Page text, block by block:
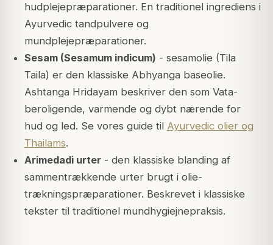
hudplejepræparationer. En traditionel ingrediens i
Ayurvedic tandpulvere og
mundplejepræparationer.
Sesam (Sesamum indicum) - sesamolie (Tila
Taila) er den klassiske Abhyanga baseolie.
Ashtanga Hridayam beskriver den som Vata-
beroligende, varmende og dybt nærende for
hud og led. Se vores guide til Ayurvedic olier og
Thailams.
Arimedadi urter- den klassiske blanding af
sammentrækkende urter brugt i olie-
trækningspræparationer. Beskrevet i klassiske
tekster til traditionel mundhygiejnepraksis.